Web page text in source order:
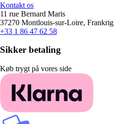
Kontakt os
11 rue Bernard Maris
37270 Montlouis-sur-Loire, Frankrig
+33 1 86 47 62 58
Sikker betaling
Køb trygt på vores side